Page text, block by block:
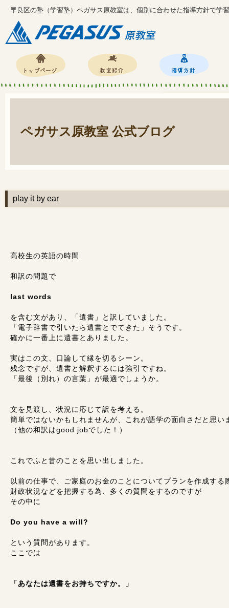
早良区の塾（学習塾）ペガサス原教室は、個別に合わせた指導方針で学
ペガサス原教室 公式ブログ
play it by ear
高校生の英語の時間
和訳の問題で
last words
を含む文があり、「遺書」と訳していました。
「電子辞書で引いたら遺書とでてきた」そうです。
確かに一番上に遺書とありました。
実はこの文、口論して縁を切るシーン。
残念ですが、遺書と解釈するには強引ですね。
「最後（別れ）の言葉」が最適でしょうか。
文を見渡し、状況に応じて訳を考える。
簡単ではないかもしれませんが、これが語学の面白さだと思い
（他の和訳はgood jobでした！）
これでふと昔のことを思い出しました。
以前の仕事で、ご家庭のお金のことについてプランを作成する
財政状況などを把握する為、多くの質問をするのですが
その中に
Do you have a will?
という質問があります。
ここでは
「あなたは遺書をお持ちですか。」